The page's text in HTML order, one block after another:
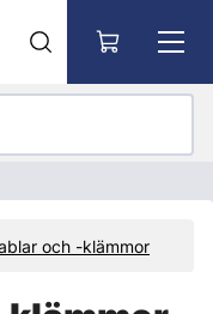
och -klämmor